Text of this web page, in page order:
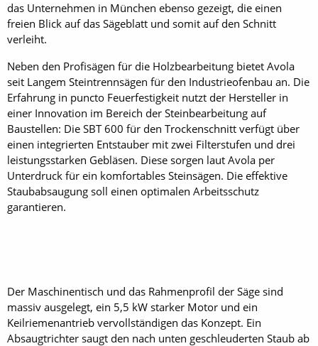
das Unternehmen in München ebenso gezeigt, die einen
freien Blick auf das Sägeblatt und somit auf den Schnitt
verleiht.
Neben den Profisägen für die Holzbearbeitung bietet Avola
seit Langem Steintrennsägen für den Industrieofenbau an. Die
Erfahrung in puncto Feuerfestigkeit nutzt der Hersteller in
einer Innovation im Bereich der Steinbearbeitung auf
Baustellen: Die SBT 600 für den Trockenschnitt verfügt über
einen integrierten Entstauber mit zwei Filterstufen und drei
leistungsstarken Gebläsen. Diese sorgen laut Avola per
Unterdruck für ein komfortables Steinsägen. Die effektive
Staubabsaugung soll einen optimalen Arbeitsschutz
garantieren.
Der Maschinentisch und das Rahmenprofil der Säge sind
massiv ausgelegt, ein 5,5 kW starker Motor und ein
Keilriemenantrieb vervollständigen das Konzept. Ein
Absaugtrichter saugt den nach unten geschleuderten Staub ab